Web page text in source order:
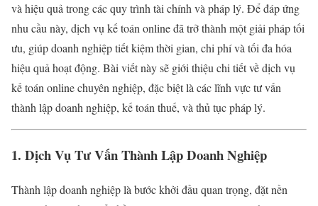
và hiệu quả trong các quy trình tài chính và pháp lý. Để đáp ứng
nhu cầu này, dịch vụ kế toán online đã trở thành một giải pháp tối
ưu, giúp doanh nghiệp tiết kiệm thời gian, chi phí và tối đa hóa
hiệu quả hoạt động. Bài viết này sẽ giới thiệu chi tiết về dịch vụ
kế toán online chuyên nghiệp, đặc biệt là các lĩnh vực tư vấn
thành lập doanh nghiệp, kế toán thuế, và thủ tục pháp lý.
1. Dịch Vụ Tư Vấn Thành Lập Doanh Nghiệp
Thành lập doanh nghiệp là bước khởi đầu quan trọng, đặt nền